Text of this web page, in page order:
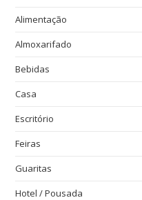
Alimentação
Almoxarifado
Bebidas
Casa
Escritório
Feiras
Guaritas
Hotel / Pousada